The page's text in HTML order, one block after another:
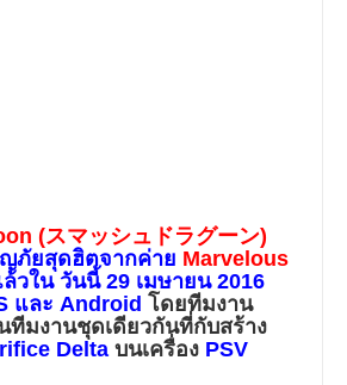
(スマッシュドラグーン)
ภัยสุดฮิตจากค่าย Marvelous
ล้วใน วันนี้ 29 เมษายน 2016
และ Android โดยทีมงาน
ทีมงานชุดเดียวกันที่กับสร้าง
Delta บนเครื่อง PSV